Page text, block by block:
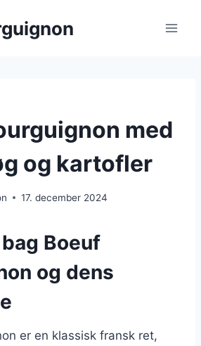
med
og kartofler
17. december 2024
Boeuf
og dens
er en klassisk fransk ret,